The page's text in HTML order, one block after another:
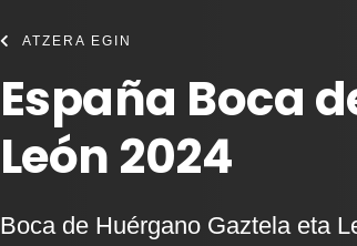
ATZERA EGIN
España Boca
León 2024
Boca de Huérgano Gaztela eta